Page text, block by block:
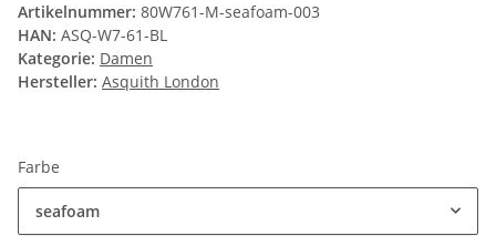
Artikelnummer: 80W761-M-seafoam-003
HAN: ASQ-W7-61-BL
Kategorie: Damen
Hersteller: Asquith London
Farbe
seafoam